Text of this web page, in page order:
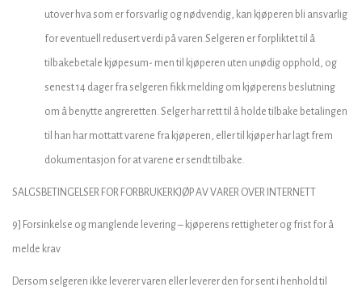
utover hva som er forsvarlig og nødvendig, kan kjøperen bli ansvarlig
for eventuell redusert verdi på varen.Selgeren er forpliktet til å
tilbakebetale kjøpesum- men til kjøperen uten unødig opphold, og
senest 14 dager fra selgeren fikk melding om kjøperens beslutning
om å benytte angreretten. Selger har rett til å holde tilbake betalingen
til han har mottatt varene fra kjøperen, eller til kjøper har lagt frem
dokumentasjon for at varene er sendt tilbake.
SALGSBETINGELSER FOR FORBRUKERKJØP AV VARER OVER INTERNETT
9] Forsinkelse og manglende levering – kjøperens rettigheter og frist for å
melde krav
Dersom selgeren ikke leverer varen eller leverer den for sent i henhold til